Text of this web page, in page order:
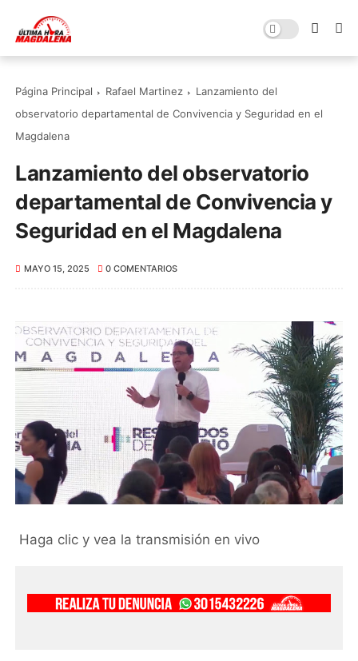
Página Principal Rafael Martinez
Lanzamiento del
observatorio departamental de Convivencia y Seguridad en el
Magdalena
Lanzamiento del observatorio
departamental de Convivencia y
Seguridad en el Magdalena
MAYO 15, 2025 0 COMENTARIOS
Haga clic y vea la transmisión en vivo